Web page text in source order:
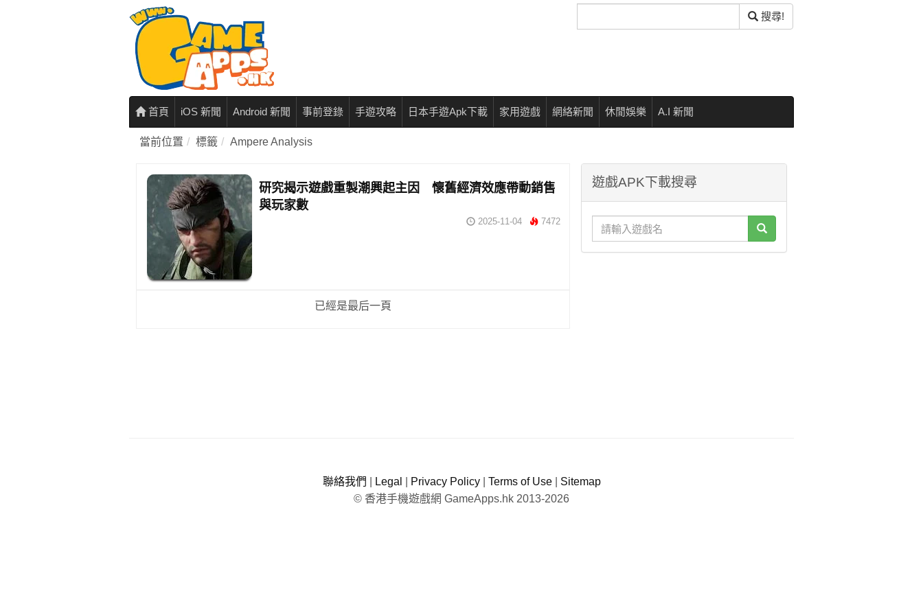
尋
搜尋!
首頁 iOS 新聞 Android 新聞 事前登錄 手遊攻略 日本手遊Apk下載 家用遊戲 網絡新聞 休閒娛樂 A.I 新聞
當前位置 標籤 Ampere Analysis
研究揭示遊戲重製潮興起主因 懷舊經濟效應帶動銷售
與玩家數
2025-11-04 7472
已經是最后一頁
遊戲APK下載搜尋
聯絡我們 Legal Privacy Policy| Terms of Use| Sitemap
© 香港手機遊戲網 GameApps.hk 2013-2026